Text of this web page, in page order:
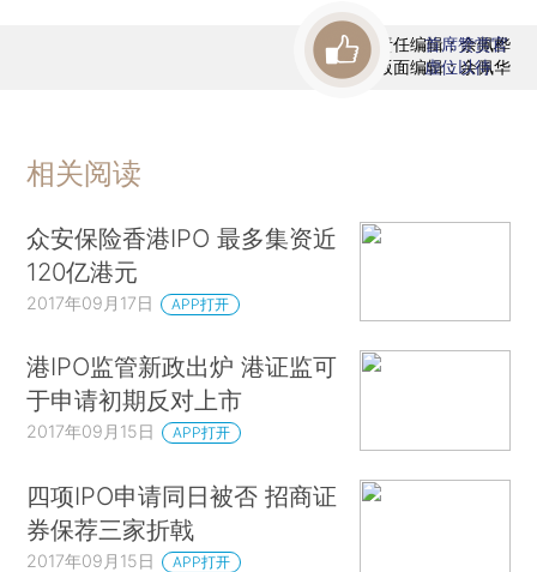
责任编辑：余佩桦
版面编辑：余佩华
首席赞赏官
虚位以待
相关阅读
众安保险香港IPO 最多集资近
120亿港元
2017年09月17日 APP打开
港IPO监管新政出炉 港证监可
于申请初期反对上市
2017年09月15日 APP打开
四项IPO申请同日被否 招商证
券保荐三家折戟
2017年09月15日 APP打开